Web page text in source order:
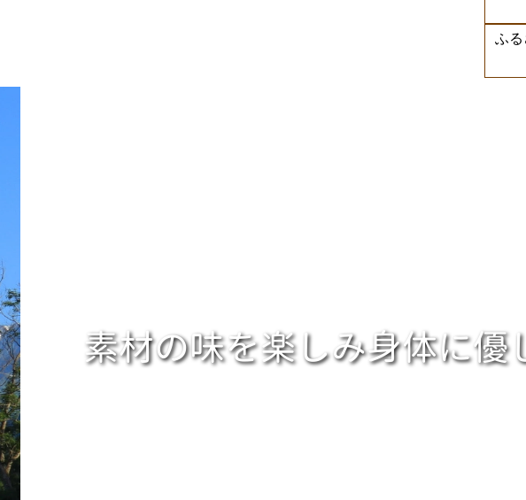
ふ
素材の味を楽しみ身体に